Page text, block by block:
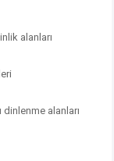
alanları
alanları